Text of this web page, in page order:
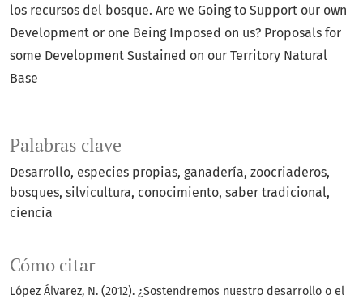
Palabras clave
Desarrollo especies propias ganadería zoocriaderos
bosques silvicultura conocimiento saber tradicional
ciencia
Cómo citar
López Álvarez, N. (2012). ¿Sostendremos nuestro desarrollo o el
los recursos del bosque. Are we Going to Support our own
Development or one Being Imposed on us? Proposals for
some Development Sustained on our Territory Natural
Base